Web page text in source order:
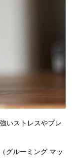
いストレスやプレ
グルーミング マッ